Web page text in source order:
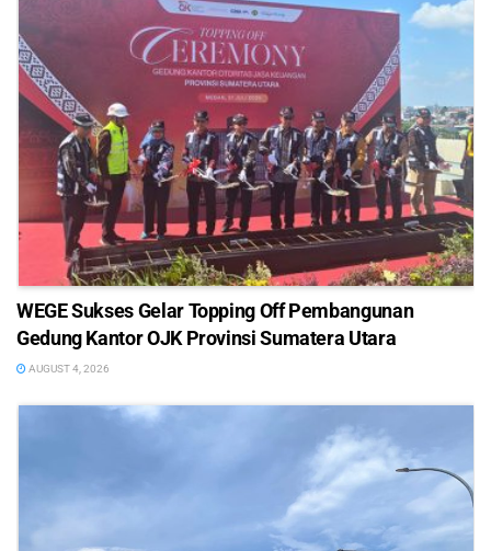
WEGE Sukses Gelar Topping Off Pembangunan
Gedung Kantor OJK Provinsi Sumatera Utara
AUGUST 4, 2026